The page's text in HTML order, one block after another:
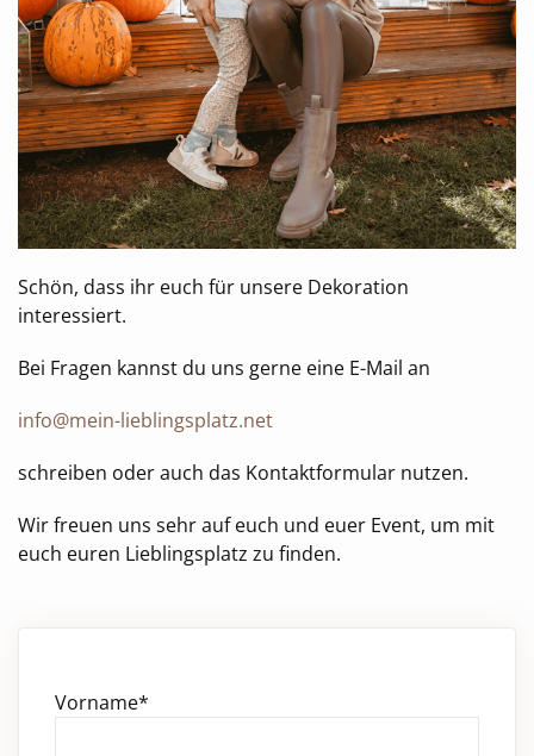
Schön, dass ihr euch für unsere Dekoration
interessiert.
Bei Fragen kannst du uns gerne eine E-Mail an
info@mein-lieblingsplatz.net
schreiben oder auch das Kontaktformular nutzen.
Wir freuen uns sehr auf euch und euer Event, um mit
euch euren Lieblingsplatz zu finden.
Pflichtfeld
Vorname*